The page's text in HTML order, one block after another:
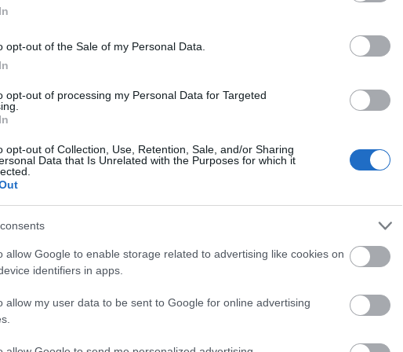
opt-out of the Sale of my Personal Data.
opt-out of processing my Personal Data for Targeted
opt-out of Collection, Use, Retention, Sale, and/or Sharing
Data that Is Unrelated with the Purposes for which it
allow Google to enable storage related to advertising like cookies on
identifiers in apps.
allow my user data to be sent to Google for online advertising
όλες τις σημαντικές ειδήσεις.
proson.gr στα αποτελέσματα αναζήτησης της Google
Ειδήσεις